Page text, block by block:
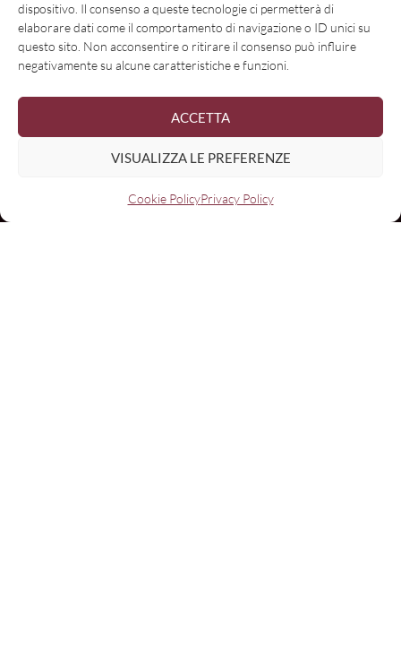
dispositivo. Il consenso a queste tecnologie ci permetterà di
elaborare dati come il comportamento di navigazione o ID unici su
questo sito. Non acconsentire o ritirare il consenso può influire
negativamente su alcune caratteristiche e funzioni.
ACCETTA
VISUALIZZA LE PREFERENZE
Cookie PolicyPrivacy Policy